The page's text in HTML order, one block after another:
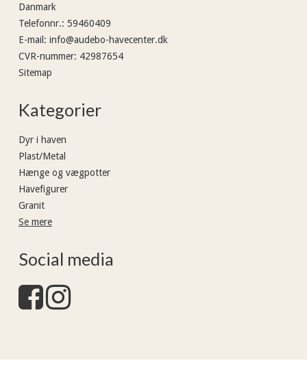
Danmark
Telefonnr.: 59460409
E-mail : info@audebo-havecenter.dk
CVR-nummer: 42987654
Sitemap
Kategorier
Dyr i haven
Plast/Metal
Hænge og vægpotter
Havefigurer
Granit
Se mere
Social media